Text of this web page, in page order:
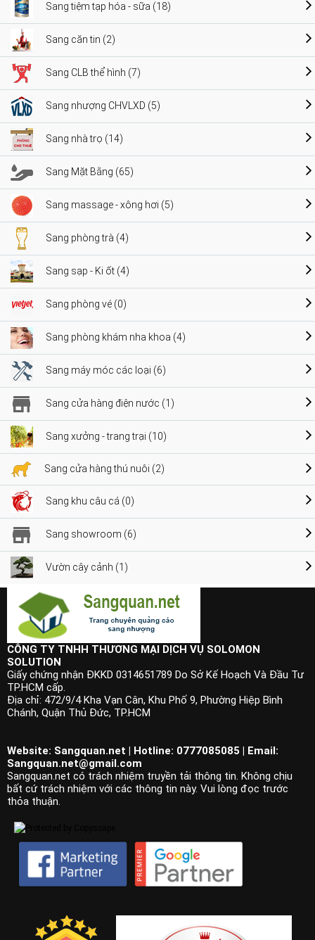
Sang tiệm tạp hóa - sữa (18)
Sang căn tin (2)
Sang CLB thể hình (7)
Sang nhượng CHVLXD (5)
Sang nhà trọ (14)
Sang Mặt Bằng (65)
Sang massage - xông hơi (5)
Sang phòng trà (4)
Sang sạp - Ki ốt (4)
Sang phòng vé (0)
Sang phòng khám nha khoa (4)
Sang máy móc các loại (6)
Sang cửa hàng điện nước (1)
Sang xưởng - trang trại (10)
Sang cửa hàng thú nuôi (2)
Sang khu câu cá (0)
Sang showroom (6)
Vườn cây cảnh (1)
CÔNG TY TNHH THƯƠNG MẠI DỊCH VỤ SOLOMON
SOLUTION
Giấy chứng nhận ĐKKD 0314651789 Do Sở Kế Hoạch Và Đầu Tư
TP.HCM cấp.
Địa chỉ: 472/9/4 Kha Vạn Cân, Khu Phố 9, Phường Hiệp Bình
Chánh, Quận Thủ Đức, TP.HCM
Website: Sangquan.net | Hotline: 0777085085 | Email:
Sangquan.net@gmail.com
Sangquan.net có trách nhiệm truyền tải thông tin. Không chịu
bất cứ trách nhiệm với các thông tin này. Vui lòng đọc trước
thỏa thuận.